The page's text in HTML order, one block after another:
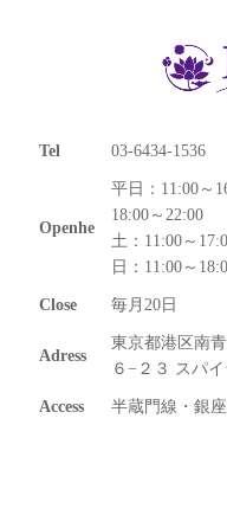
Tel 03-6434-1536
Openhe
平日：11:00～
18:00～22:00
土：11:00～
日：11:00～
Close 毎月20日
Adress
東京都港区南
６−２３ スパ
Access 半蔵門線・銀